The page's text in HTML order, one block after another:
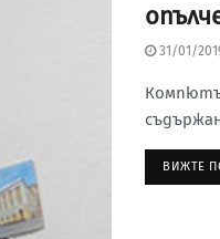
31/01/
ВИЖТЕ